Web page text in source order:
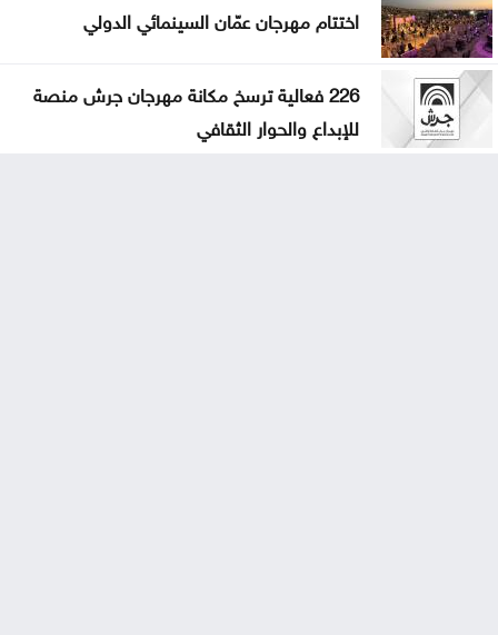
اختتام مهرجان عمّان السينمائي الدولي
226 فعالية ترسخ مكانة مهرجان جرش منصة
للإبداع والحوار الثقافي